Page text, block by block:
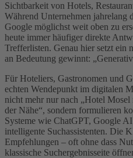
Sichtbarkeit von Hotels,
Während Unternehmen jahrelang
Google möglichst weit oben zu
heute immer häufiger direkte
Trefferlisten. Genau hier setzt ein
an Bedeutung gewinnt:
Für Hoteliers, Gastronomen und
echten Wendepunkt im digitalen
nicht mehr nur nach „Hotel Mosel
der Nähe“, sondern formulieren
Systeme wie ChatGPT, Google
intelligente Suchassistenten. Die
Empfehlungen – oft ohne dass
klassische Suchergebnisseite